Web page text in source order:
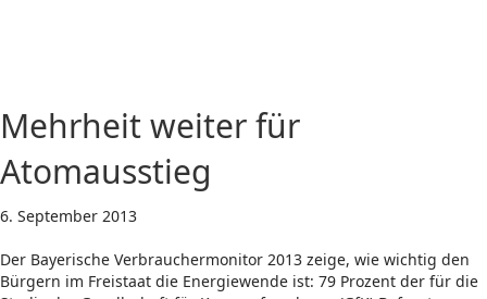
Mehrheit weiter für
Atomausstieg
6. September 2013
Der Bayerische Verbrauchermonitor 2013 zeige, wie wichtig den
Bürgern im Freistaat die Energiewende ist: 79 Prozent der für die